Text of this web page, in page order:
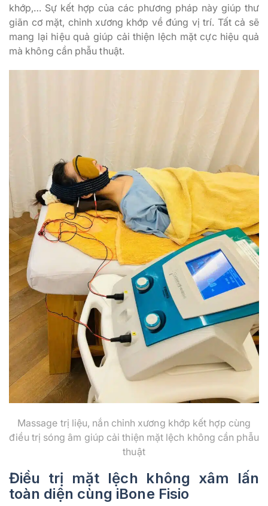
khớp,… Sự kết hợp của các phương pháp này giúp thư
giãn cơ mặt, chỉnh xương khớp về đúng vị trí. Tất cả sẽ
mang lại hiệu quả giúp cải thiện lệch mặt cực hiệu quả
mà không cần phẫu thuật.
Massage trị liệu, nắn chỉnh xương khớp kết hợp cùng
điều trị sóng âm giúp cải thiện mặt lệch không cần phẫu
thuật
Điều trị mặt lệch không xâm lấn
toàn diện cùng iBone Fisio